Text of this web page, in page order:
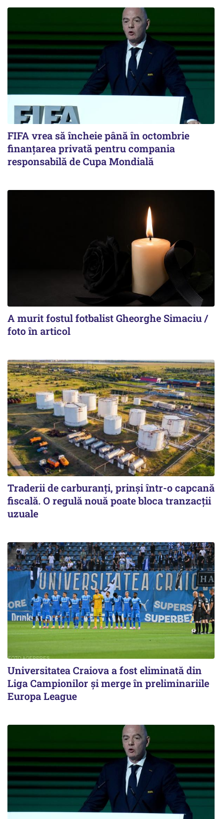
FIFA vrea să încheie până în octombrie
finanțarea privată pentru compania
responsabilă de Cupa Mondială
A murit fostul fotbalist Gheorghe Simaciu /
foto în articol
Traderii de carburanți, prinși într-o capcană
fiscală. O regulă nouă poate bloca tranzacții
uzuale
Universitatea Craiova a fost eliminată din
Liga Campionilor şi merge în preliminariile
Europa League